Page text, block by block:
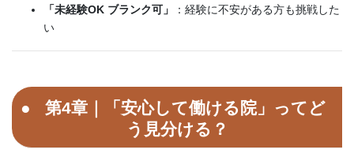
「未経験OK ブランク可」
：経験に不安がある方も挑戦した
い
第4章｜「安心して働ける院」ってど
う見分ける？